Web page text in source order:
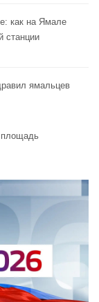
как на Ямале
станции
ямальцев
площадь